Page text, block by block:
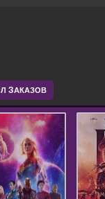
ЗАКАЗОВ